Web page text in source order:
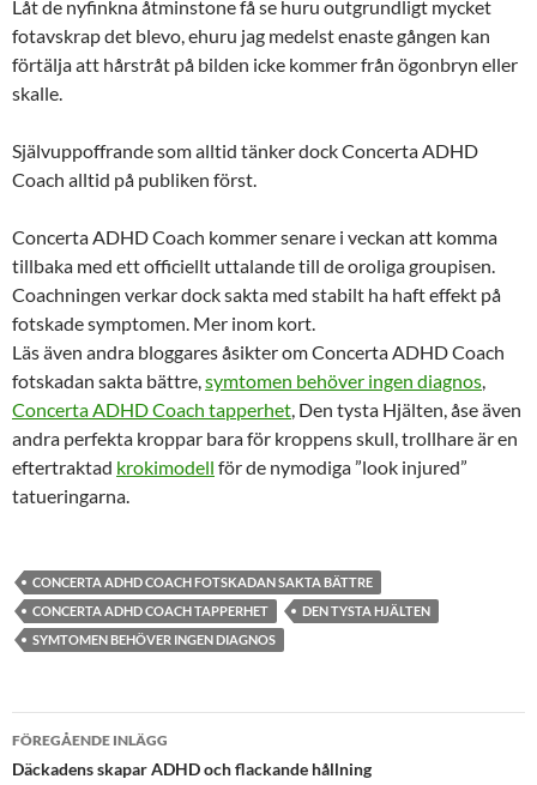
Låt de nyfinkna åtminstone få se huru outgrundligt mycket
fotavskrap det blevo, ehuru jag medelst enaste gången kan
förtälja att hårstråt på bilden icke kommer från ögonbryn eller
skalle.
Självuppoffrande som alltid tänker dock Concerta ADHD
Coach alltid på publiken först.
Concerta ADHD Coach kommer senare i veckan att komma
tillbaka med ett officiellt uttalande till de oroliga groupisen.
Coachningen verkar dock sakta med stabilt ha haft effekt på
fotskade symptomen. Mer inom kort.
Läs även andra bloggares åsikter om Concerta ADHD Coach
fotskadan sakta bättre,symtomen behöver ingen diagnos,
Concerta ADHD Coach tapperhet, Den tysta Hjälten, åse även
andra perfekta kroppar bara för kroppens skull, trollhare är en
eftertraktad krokimodell för de nymodiga ”look injured”
tatueringarna.
CONCERTA ADHD COACH FOTSKADAN SAKTA BÄTTRE
CONCERTA ADHD COACH TAPPERHET
DEN TYSTA HJÄLTEN
SYMTOMEN BEHÖVER INGEN DIAGNOS
Inläggsnavigering
FÖREGÅENDE INLÄGG
Däckadens skapar ADHD och flackande hållning